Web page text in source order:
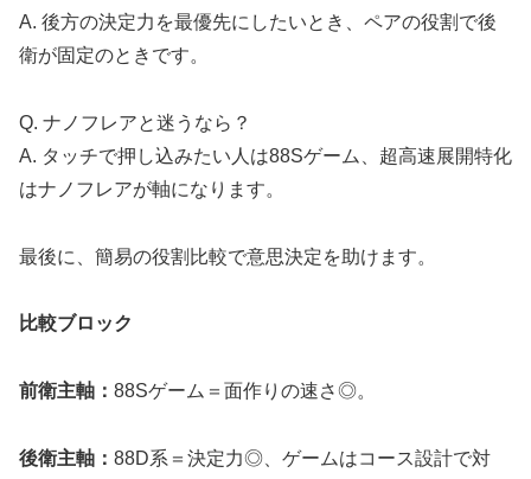
A. 後方の決定力を最優先にしたいとき、ペアの役割で後
衛が固定のときです。
Q. ナノフレアと迷うなら？
A. タッチで押し込みたい人は88Sゲーム、超高速展開特化
はナノフレアが軸になります。
最後に、簡易の役割比較で意思決定を助けます。
比較ブロック
前衛主軸： 88Sゲーム＝面作りの速さ◎。
後衛主軸： 88D系＝決定力◎、ゲームはコース設計で対